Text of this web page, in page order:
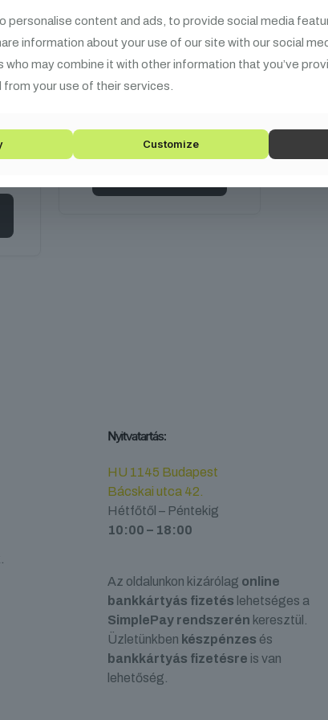
-
12
990 Ft
3
490 Ft.
3
140 Ft.
összekevered a különböző
hosszúságú XLR-eket? Van
egy jó hírünk, minden XLR
kábelünk feje különböző
Nyitvatartás:
HU 1145 Budapest
Bácskai utca 42.
Hétfőtől – Péntekig
10:00 – 18:00
Az oldalunkon kizárólag online
bankkártyás fizetés lehetséges a
SimplePay rendszerén keresztül.
Üzletünkben készpénzes és
bankkártyás fizetésre is van
lehetőség.
personalise content and ads, to provide social media
information about your use of our site with our social
who may combine it with other information that you’ve
from your use of their services.
Customize